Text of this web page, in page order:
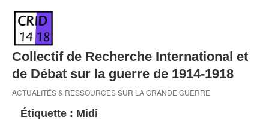
content
Collectif de Recherche International et
de Débat sur la guerre de 1914-1918
ACTUALITÉS & RESSOURCES SUR LA GRANDE GUERRE
Étiquette : Midi